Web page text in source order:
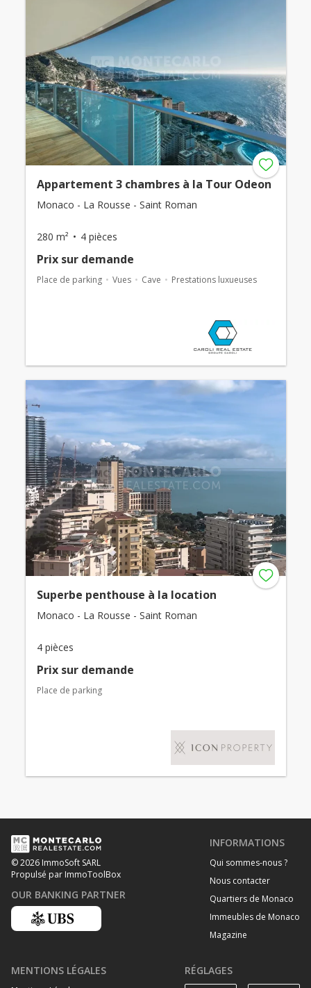
Appartement 3 chambres à la Tour Odeon
Monaco - La Rousse - Saint Roman
280 m² 4 pièces
Prix ​​sur demande
Place de parking Vues Cave Prestations luxueuses
Superbe penthouse à la location
Monaco - La Rousse - Saint Roman
4 pièces
Prix ​​sur demande
Place de parking
© 2026 ImmoSoft SARL
Propulsé par ImmoToolBox
OUR BANKING PARTNER
INFORMATIONS
Qui sommes-nous ?
Nous contacter
Quartiers de Monaco
Immeubles de Monaco
Magazine
MENTIONS LÉGALES RÉGLAGES